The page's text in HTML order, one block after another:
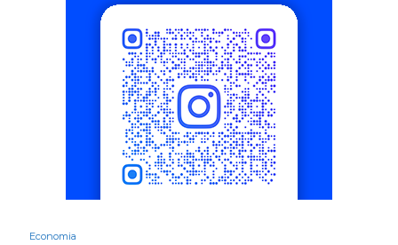
Economia